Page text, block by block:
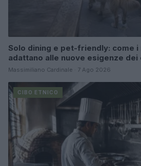
Solo dining e pet-friendly: come
adattano alle nuove esigenze dei
Massimiliano Cardinale · 7 Ago 2026
CIBO ETNICO